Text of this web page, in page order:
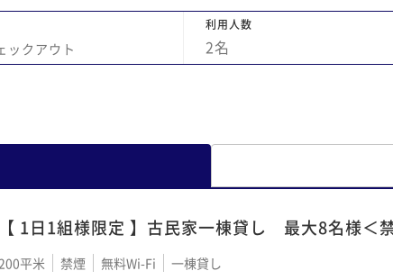
ックアウト
利用人数
2名
【 1日1組様限定 】古民家一棟貸し 最大8名様＜
200平米 禁煙 無料Wi-Fi 一棟貸し